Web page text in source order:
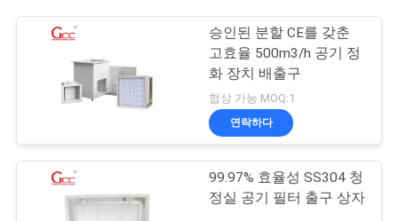
승인된 분할 CE를 갖춘
고효율 500m3/h 공기 정
화 장치 배출구
협상 가능 MOQ:1
연락하다
99.97% 효율성 SS304 청
정실 공기 필터 출구 상자